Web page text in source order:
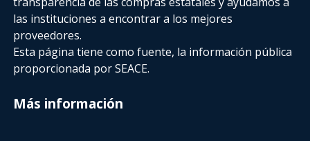
las instituciones a encontrar a los mejores
proveedores.
Esta página tiene como fuente, la información pública
proporcionada por SEACE.
Más información